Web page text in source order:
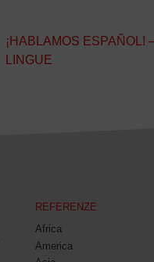
¡HABLAMOS ESPAÑOL!
LINGUE
REFERENZE
Africa
America